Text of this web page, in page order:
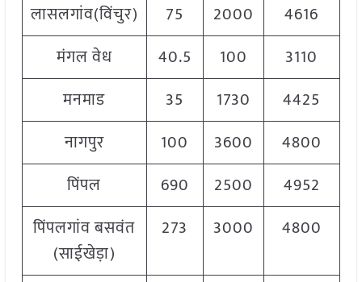
लासलगांव(विंचुर)
75 2000 4616
मंगल वेध
40.5 100 3110
मनमाड
35 1730 4425
नागपुर
100 3600 4800
पिंपल
690 2500 4952
पिंपलगांव बसवंत
(साईखेड़ा)
273 3000 4800